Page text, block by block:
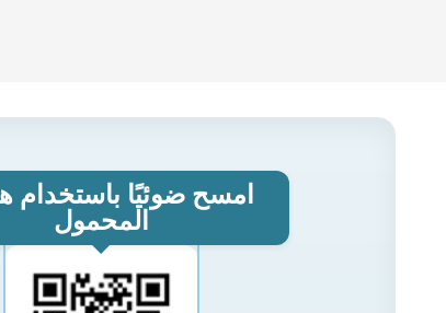
امسح ضوئيًا باستخدام
المحمول